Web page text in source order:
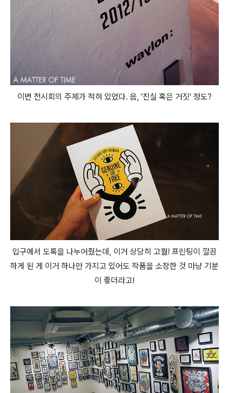
이번 전시회의 주제가 적혀 있었다. 음, '진실 혹은 거짓' 정도?
입구에서 도록을 나누어줬는데, 이거 상당히 고퀄! 프린팅이 깔끔
하게 된 게 이거 하나만 가지고 있어도 작품을 소장한 것 마냥 기분
이 좋더라고!